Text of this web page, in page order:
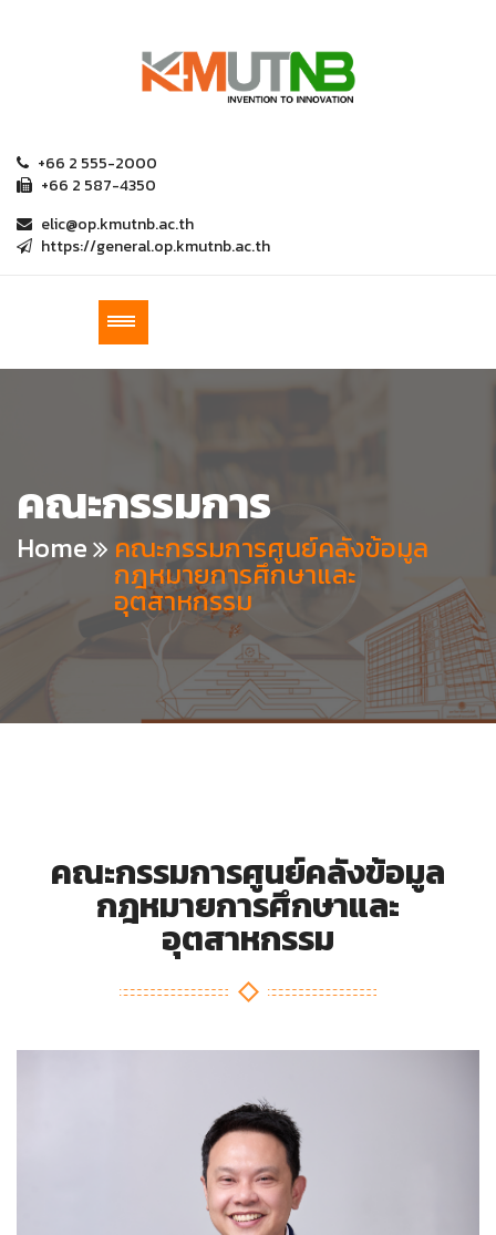
+66 2 555-2000
+66 2 587-4350
elic@op.kmutnb.ac.th
https://general.op.kmutnb.ac.th
คณะกรรมการ
Home คณะกรรมการศูนย์คลังข้อมูล
กฎหมายการศึกษาและ
อุตสาหกรรม
คณะกรรมการศูนย์คลังข้อมูล
กฎหมายการศึกษาและ
อุตสาหกรรม